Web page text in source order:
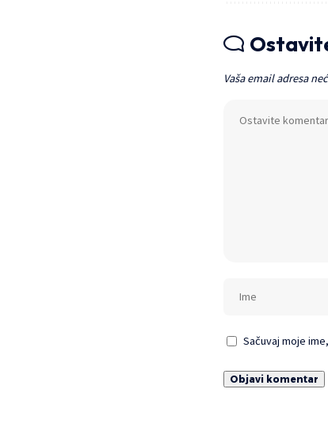
Vaša email adresa
Sačuvaj moje